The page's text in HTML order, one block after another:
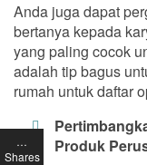
Anda juga dapat
bertanya kepada
yang paling cocok
adalah tip bagus
rumah untuk daftar
Produk
…
Shares